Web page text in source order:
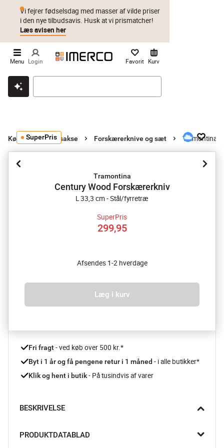
Klik & hent Byt i 1 år Prismatch
Vi fejrer fødselsdag med masser af vilde priser
i den nye tilbudsavis. Husk at vi prismatcher!
Læs avisen her
Menu Login Favorit Kurv
Køkkenknive og sakse Forskærerknive og sæt Tramontina
SuperPris
Tramontina
Century Wood Forskærerkniv
L 33,3 cm - Stål/fyrretræ
SuperPris
299,95
Afsendes 1-2 hverdage
Læg i kurv
Fri fragt - ved køb over 500 kr.*
Byt i 1 år og få pengene retur i 1 måned - i alle butikker*
Klik og hent i butik - På tusindvis af varer
BESKRIVELSE
når store kødudskæringer skal præsenteres. Elegant og
PRODUKTDATABLAD